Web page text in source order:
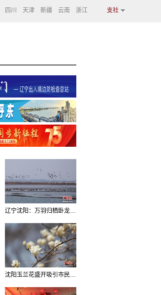
四川 天津 新疆 云南 浙江 支社
辽宁沈阳：万羽归栖卧龙湖看群鸟齐飞
沈阳玉兰花盛开吸引市民打卡